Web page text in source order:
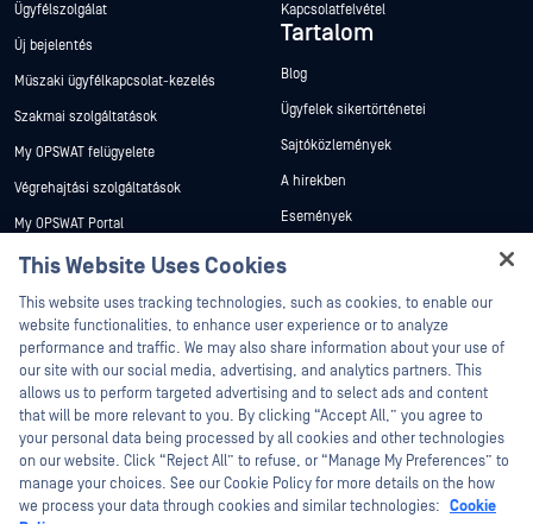
Ügyfélszolgálat
Új bejelentés
Műszaki ügyfélkapcsolat-kezelés
Szakmai szolgáltatások
My OPSWAT felügyelete
Végrehajtási szolgáltatások
My OPSWAT Portal
Műszaki dokumentáció
Képzések
Biztonsági sebezhetőségi program
Partnerek
Tanúsítvány
Technológiai partnerek
Channel partner program
Kapcsolatfelvétel
Tartalom
Blog
Ügyfelek sikertörténetei
Sajtóközlemények
A hírekben
Események
Fehér könyvek
This Website Uses Cookies
This website uses tracking technologies, such as cookies, to enable our
website functionalities, to enhance user experience or to analyze
performance and traffic. We may also share information about your use of
our site with our social media, advertising, and analytics partners. This
allows us to perform targeted advertising and to select ads and content
that will be more relevant to you. By clicking “Accept All,” you agree to
your personal data being processed by all cookies and other technologies
on our website. Click “Reject All” to refuse, or “Manage My Preferences” to
manage your choices. See our Cookie Policy for more details on the how
we process your data through cookies and similar technologies: Cookie
Hey there!
I'm Ozzy, your OPSWAT virtual assistant.
How can I help you secure what's critical
today?